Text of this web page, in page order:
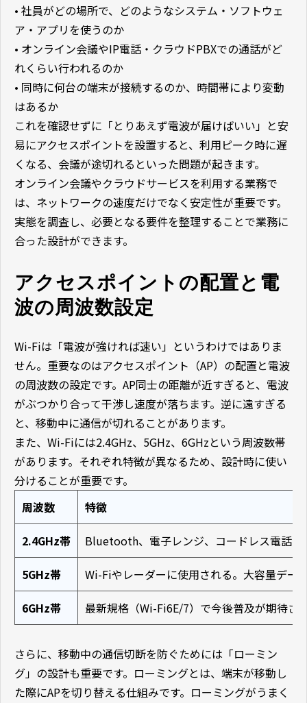
• 社員がどの場所で、どのようなシステム・ソフトウェ
ア・アプリを使うのか
• オンライン会議やIP電話・クラウドPBXでの通話がど
れくらい行われるのか
• 同時に何台の端末が接続するのか、時間帯により変動
はあるか
これを確認せずに「とりあえず電波が届けばいい」と安
易にアクセスポイントを設置すると、利用ピーク時に遅
くなる、会議が途切れるといった問題が起きます。
オンライン会議やクラウドサービスを利用する業務で
は、ネットワークの速度だけでなく安定性が重要です。
実態を調査し、必要となる要件を整理することで業務に
合った設計ができます。
アクセスポイントの配置と電
波の周波数設定
Wi-Fiは「電波が強ければ速い」というわけではありま
せん。重要なのはアクセスポイント（AP）の配置と電波
の周波数の設定です。AP同士の距離が近すぎると、電波
がぶつかり合って干渉し速度が落ちます。逆に遠すぎる
と、移動中に通信が切れることがあります。
また、Wi-Fiには2.4GHz、5GHz、6GHzという周波数帯
があります。それぞれ特徴が異なるため、設計時に使い
分けることが重要です。
周波数
特徴
2.4GHz帯 Bluetooth、電子レンジ、コードレス電話な
5GHz帯 Wi-Fiやレーダーに使用される。大容量デー
6GHz帯 最新規格（Wi-Fi6E/7）で今後普及が期待さ
さらに、移動中の通信切断を防ぐためには「ローミン
グ」の設計も重要です。ローミングとは、端末が移動し
た際にAPを切り替える仕組みです。ローミングがうまく